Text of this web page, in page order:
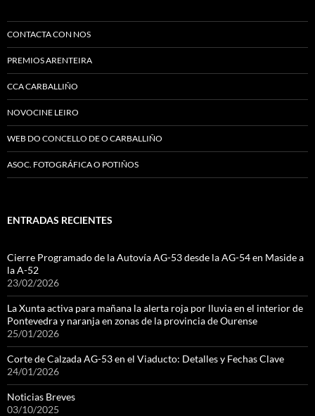
CONTACTA CON NOS
PREMIOS ARENTEIRA
CCA CARBALLIÑO
NOVOCINE LEIRO
WEB DO CONCELLO DE O CARBALLIÑO
ASOC. FOTOGRÁFICA O POTIÑOS
ENTRADAS RECIENTES
Cierre Programado de la Autovía AG-53 desde la AG-54 en Maside a
la A-52
23/02/2026
La Xunta activa para mañana la alerta roja por lluvia en el interior de
Pontevedra y naranja en zonas de la provincia de Ourense
25/01/2026
Corte de Calzada AG-53 en el Viaducto: Detalles y Fechas Clave
24/01/2026
Noticias Breves
03/10/2025